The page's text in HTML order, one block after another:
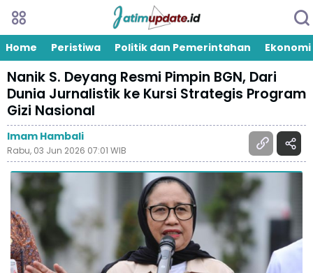
Home Peristiwa Politik dan Pemerintahan Ekonomi
Nanik S. Deyang Resmi Pimpin BGN, Dari
Dunia Jurnalistik ke Kursi Strategis Program
Gizi Nasional
Imam Hambali
Rabu, 03 Jun 2026 07:01 WIB